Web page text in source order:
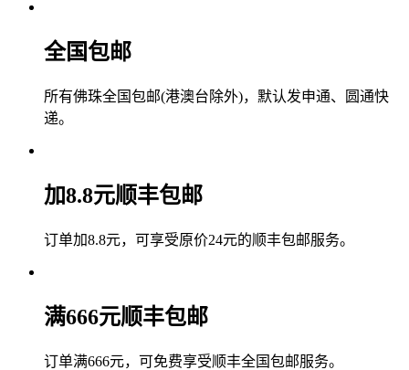
全国包邮
所有佛珠全国包邮(港澳台除外)，默认发申通、圆通快
递。
加8.8元顺丰包邮
订单加8.8元，可享受原价24元的顺丰包邮服务。
满666元顺丰包邮
订单满666元，可免费享受顺丰全国包邮服务。